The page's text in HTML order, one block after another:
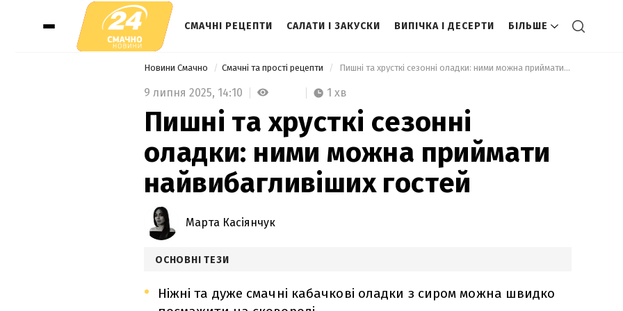
СМАЧНІ РЕЦЕПТИ САЛАТИ І ЗАКУСКИ ВИПІЧКА І ДЕСЕРТИ БІЛЬШЕ
Новини Смачно Смачні та прості рецепти Пишні та хрусткі сезонні оладки: ними можна приймати найвибагливіших гостей
9 липня 2025, 14:10 1 хв
Пишні та хрусткі сезонні
оладки: ними можна приймати
найвибагливіших гостей
Марта Касіянчук
ОСНОВНІ ТЕЗИ
Ніжні та дуже смачні кабачкові оладки з сиром можна швидко